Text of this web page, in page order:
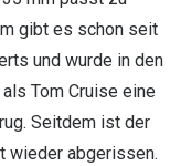
gibt es schon seit
und wurde in den
Tom Cruise eine
Seitdem ist der
wieder abgerissen.